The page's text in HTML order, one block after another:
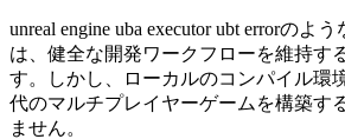
unreal engine uba executor ubt errorのよう
は、健全な開発ワークフローを維持す
す。しかし、ローカルのコンパイル環
代のマルチプレイヤーゲームを構築す
ません。